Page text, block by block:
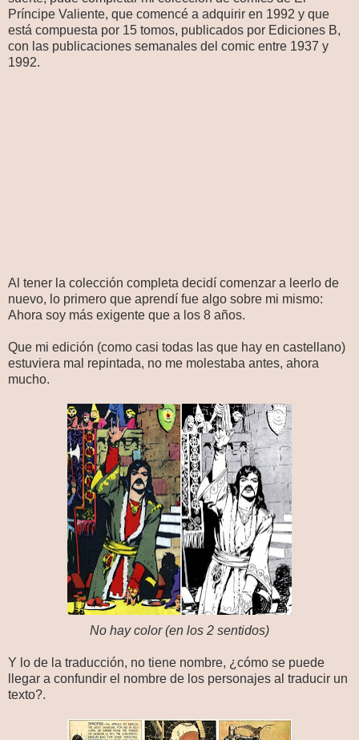
Príncipe Valiente, que comencé a adquirir en 1992 y que
está compuesta por 15 tomos, publicados por Ediciones B,
con las publicaciones semanales del comic entre 1937 y
1992.
Al tener la colección completa decidí comenzar a leerlo de
nuevo, lo primero que aprendí fue algo sobre mi mismo:
Ahora soy más exigente que a los 8 años.
Que mi edición (como casi todas las que hay en castellano)
estuviera mal repintada, no me molestaba antes, ahora
mucho.
No hay color (en los 2 sentidos)
Y lo de la traducción, no tiene nombre, ¿cómo se puede
llegar a confundir el nombre de los personajes al traducir un
texto?.